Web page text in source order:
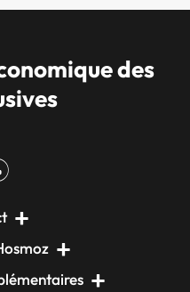
des